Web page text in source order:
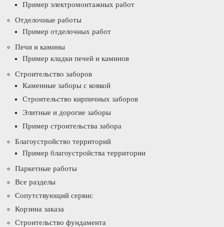
Пример электромонтажных работ
Отделочные работы
Пример отделочных работ
Печи и камины
Пример кладки печей и каминов
Строительство заборов
Каменные заборы с ковкой
Строительство кирпичных заборов
Элитные и дорогие заборы
Пример строительства забора
Благоустройство территорий
Пример благоустройства территории
Паркетные работы
Все разделы
Сопутствующий сервис
Корзина заказа
Строительство фундамента